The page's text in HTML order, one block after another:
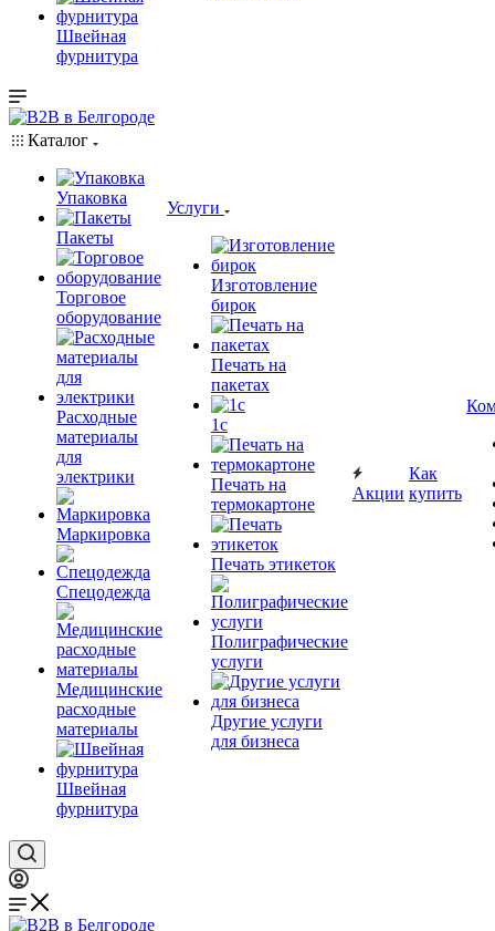
Швейная
фурнитура
Каталог
Упаковка
Пакеты
Торговое
оборудование
Расходные
материалы
для
электрики
Маркировка
Спецодежда
Медицинские
расходные
материалы
Швейная
фурнитура
Услуги
Изготовление
бирок
Печать на
пакетах
1c
Печать на
термокартоне
Печать этикеток
Полиграфические
услуги
Другие услуги
для бизнеса
Акции
Как
купить